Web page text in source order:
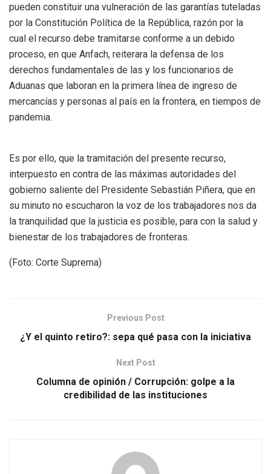
pueden constituir una vulneración de las garantías tuteladas
por la Constitución Política de la República, razón por la
cual el recurso debe tramitarse conforme a un debido
proceso, en que Anfach, reiterara la defensa de los
derechos fundamentales de las y los funcionarios de
Aduanas que laboran en la primera línea de ingreso de
mercancías y personas al país en la frontera, en tiempos de
pandemia.
Es por ello, que la tramitación del presente recurso,
interpuesto en contra de las máximas autoridades del
gobierno saliente del Presidente Sebastián Piñera, que en
su minuto no escucharon la voz de los trabajadores nos da
la tranquilidad que la justicia es posible, para con la salud y
bienestar de los trabajadores de fronteras.
(Foto: Corte Suprema)
Previous Post
¿Y el quinto retiro?: sepa qué pasa con la iniciativa
Next Post
Columna de opinión / Corrupción: golpe a la
credibilidad de las instituciones